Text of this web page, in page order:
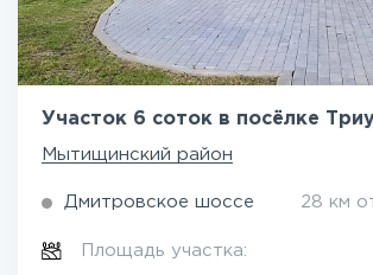
Участок 6 соток в посёлке
Мытищинский район
Дмитровское шоссе 28 км
Площадь участка: